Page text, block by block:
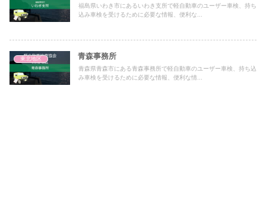
福島県いわき市にあるいわき支所で軽自動車のユーザー車検、持ち
込み車検を受けるために必要な情報、便利な...
東北地区 青森事務所
青森県青森市にある青森事務所で軽自動車のユーザー車検、持ち込
み車検を受けるために必要な情報、便利な情...